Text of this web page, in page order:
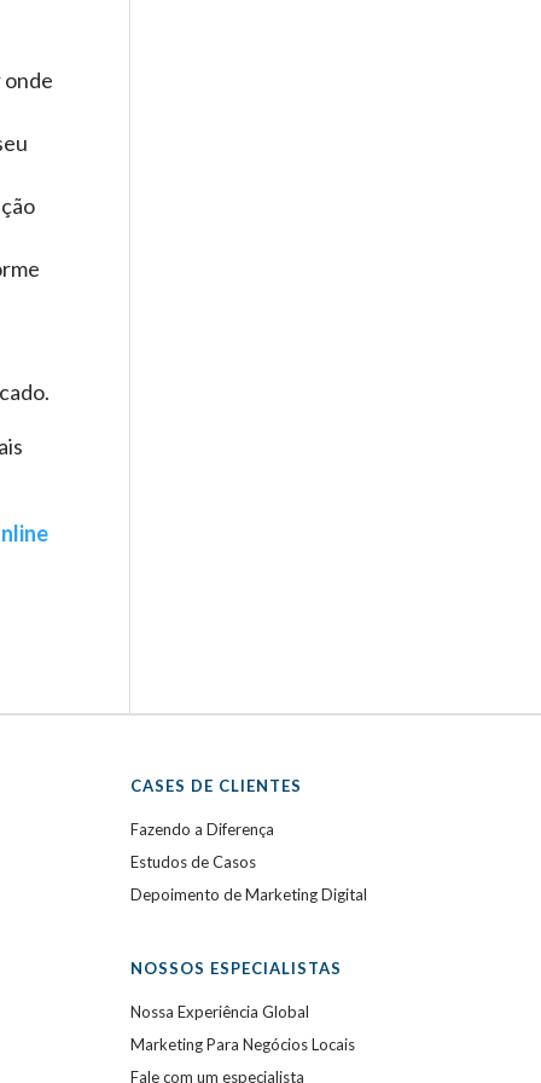
onde
CASES DE CLIENTES
Fazendo a Diferença
Estudos de Casos
Depoimento de Marketing Digital
NOSSOS ESPECIALISTAS
Nossa Experiência Global
Marketing Para Negócios Locais
Fale com um especialista